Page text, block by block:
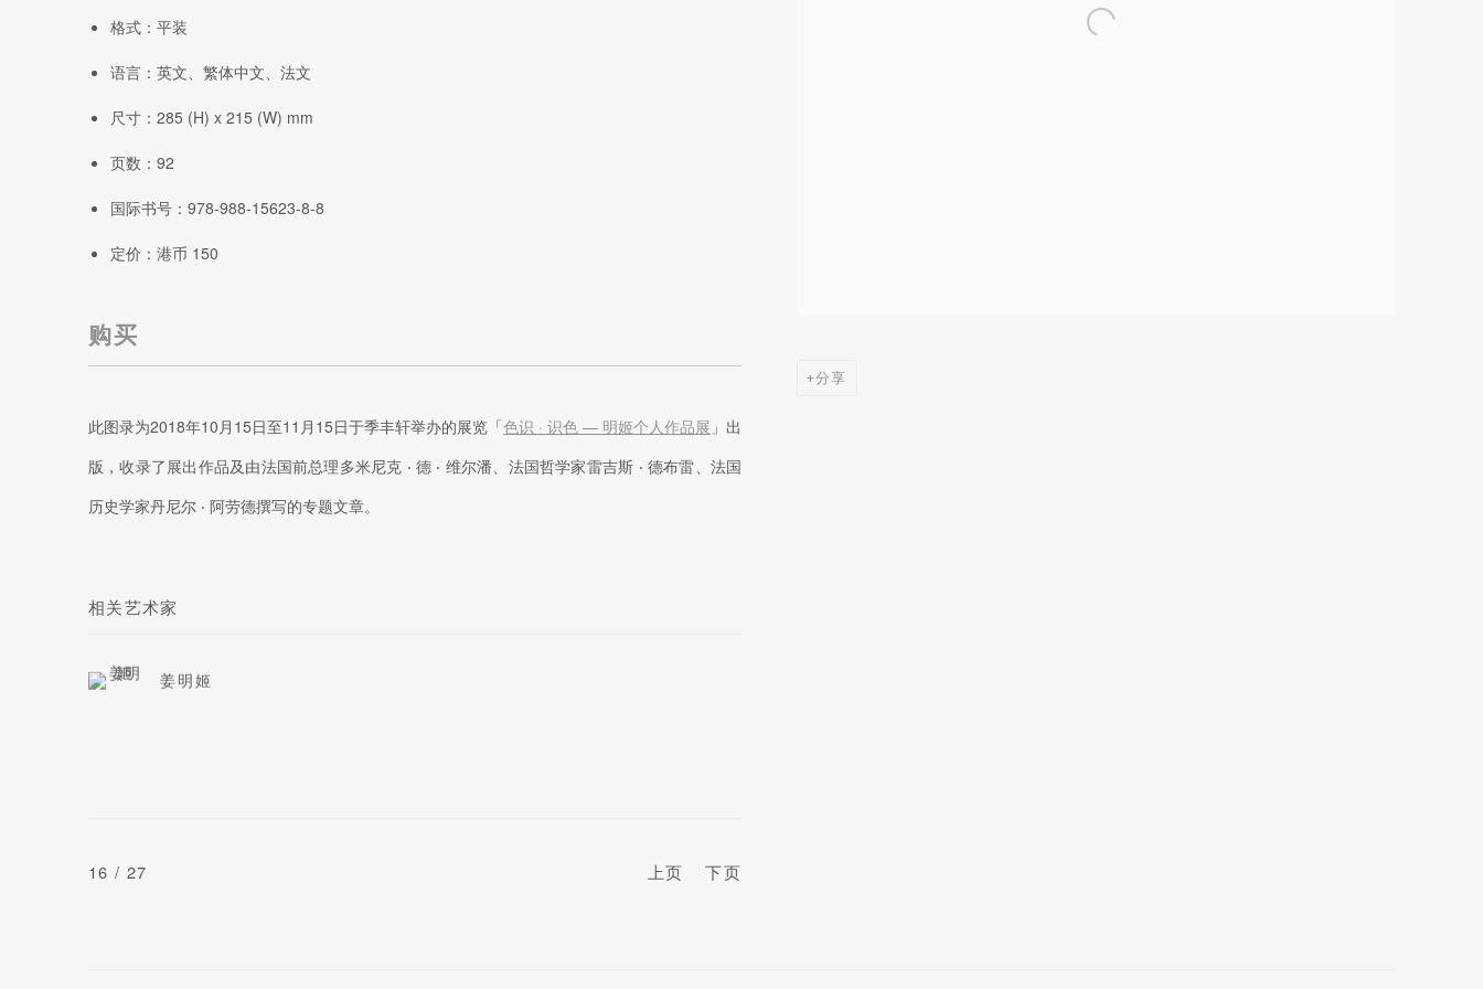
分享
格式：平装
语言：英文、繁体中文、法文
尺寸：285 (H) x 215 (W) mm
页数：92
国际书号：978-988-15623-8-8
定价：港币 150
购买
此图录为2018年10月15日至11月15日于季丰轩举办的展览「色识 · 识色 — 明姬个人作品展 」出
版，收录了展出作品及由法国前总理多米尼克 ‧ 德 ‧ 维尔潘、法国哲学家雷吉斯 ‧ 德布雷、法国
历史学家丹尼尔 ‧ 阿劳德撰写的专题文章。
相关艺术家
姜明姬
上页 下页
16 / 27